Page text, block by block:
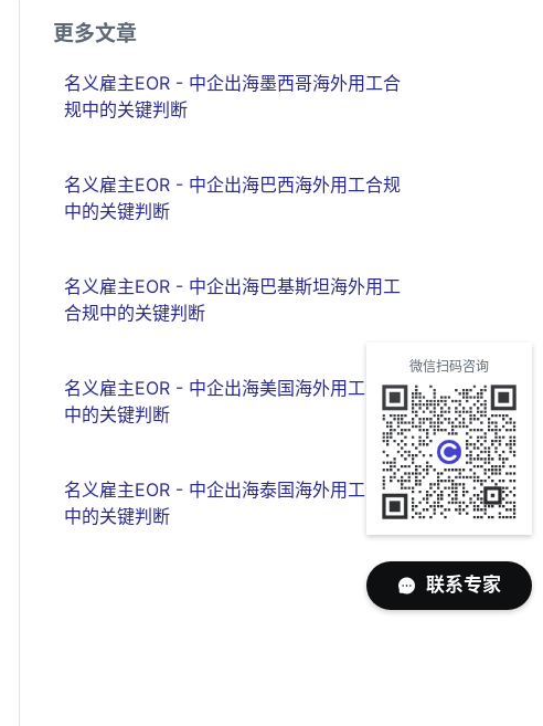
更多文章
名义雇主EOR - 中企出海墨西哥海外用工合
规中的关键判断
名义雇主EOR - 中企出海巴西海外用工合规
中的关键判断
名义雇主EOR - 中企出海巴基斯坦海外用工
合规中的关键判断
名义雇主EOR - 中企出海美国海外用工合规
中的关键判断
名义雇主EOR - 中企出海泰国海外用工合规
中的关键判断
微信扫码咨询
联系专家